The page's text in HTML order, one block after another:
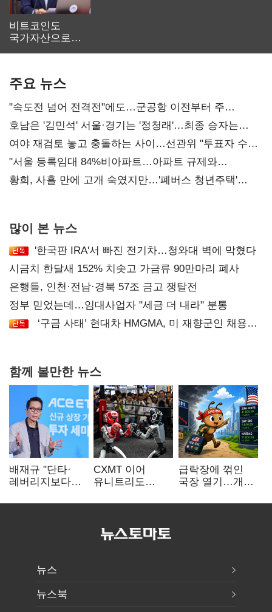
비트코인도
국가자산으로…'
주요 뉴스
"속도전 넘어 전격전"에도…군공항 이전부터 주
52시간까지 '뇌관'
호남은 '김민석' 서울·경기는 '정청래'…최종 승자는
'안갯속'
여야 재검토 놓고 충돌하는 사이…선관위 "투표자 수
오차 당연"
"서울 등록임대 84%비아파트…아파트 규제와
달리해야"
황희, 사흘 만에 고개 숙였지만…'폐버스 청년주택'
많이 본 뉴스
'한국판 IRA'서 빠진 전기차…청와대 벽에 막혔다
시금치 한달새 152% 치솟고 가금류 90만마리 폐사
은행들, 인천·전남·경북 57조 금고 쟁탈전
정부 믿었는데…임대사업자 "세금 더 내라" 분통
‘구금 사태’ 현대차 HMGMA, 미 재향군인 채용
함께 볼만한 뉴스
배재규 "단타·
레버리지보다
장기투자…
CXMT 이어
유니트리도
영향 '촉각'
급락장에 꺾인
국장 열기…개인
해외로
뉴스
뉴스북